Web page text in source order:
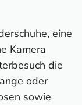
eine
Kamera
die
oder
sowie